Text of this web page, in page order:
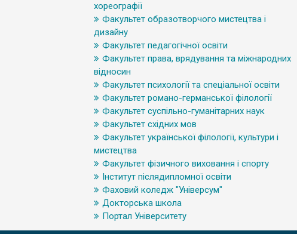
хореографії
Факультет образотворчого мистецтва і
дизайну
Факультет педагогічної освіти
Факультет права, врядування та міжнародних
відносин
Факультет психології та спеціальної освіти
Факультет романо-германської філології
Факультет суспільно-гуманітарних наук
Факультет східних мов
Факультет української філології, культури і
мистецтва
Факультет фізичного виховання і спорту
Інститут післядипломної освіти
Фаховий коледж "Універсум"
Докторська школа
Портал Університету